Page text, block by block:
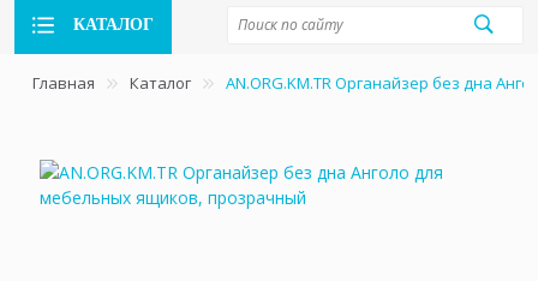
КАТАЛОГ
Главная Каталог AN.ORG.KM.TR Органайзер без дна